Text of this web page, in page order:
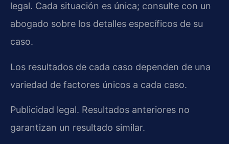
legal. Cada situación es única; consulte con un
abogado sobre los detalles específicos de su
caso.
Los resultados de cada caso dependen de una
variedad de factores únicos a cada caso.
Publicidad legal. Resultados anteriores no
garantizan un resultado similar.